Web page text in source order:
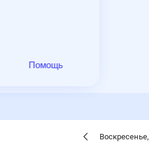
Помощь
Воскресенье,